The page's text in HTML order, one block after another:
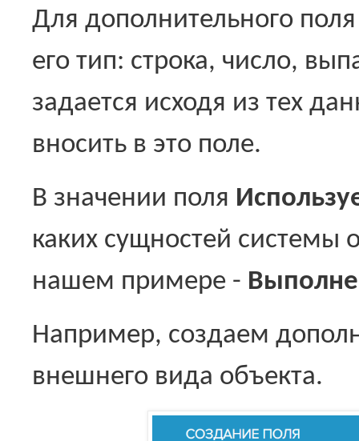
Для дополнительного
его тип: строка, число,
задается исходя из тех
вносить в это поле.
В значении поля
каких сущностей системы
нашем примере -
Например, создаем
внешнего вида объекта.